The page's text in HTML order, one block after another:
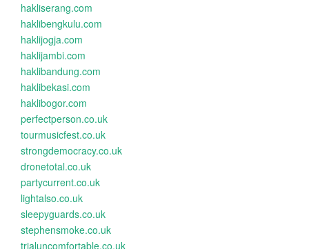
hakliserang.com
haklibengkulu.com
haklijogja.com
haklijambi.com
haklibandung.com
haklibekasi.com
haklibogor.com
perfectperson.co.uk
tourmusicfest.co.uk
strongdemocracy.co.uk
dronetotal.co.uk
partycurrent.co.uk
lightalso.co.uk
sleepyguards.co.uk
stephensmoke.co.uk
trialuncomfortable.co.uk